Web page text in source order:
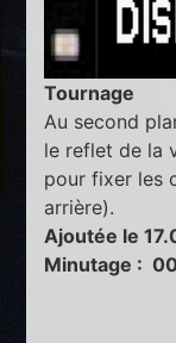
Tournage
Au second
le reflet de la
pour fixer les
arrière).
Ajoutée le
Minutage :